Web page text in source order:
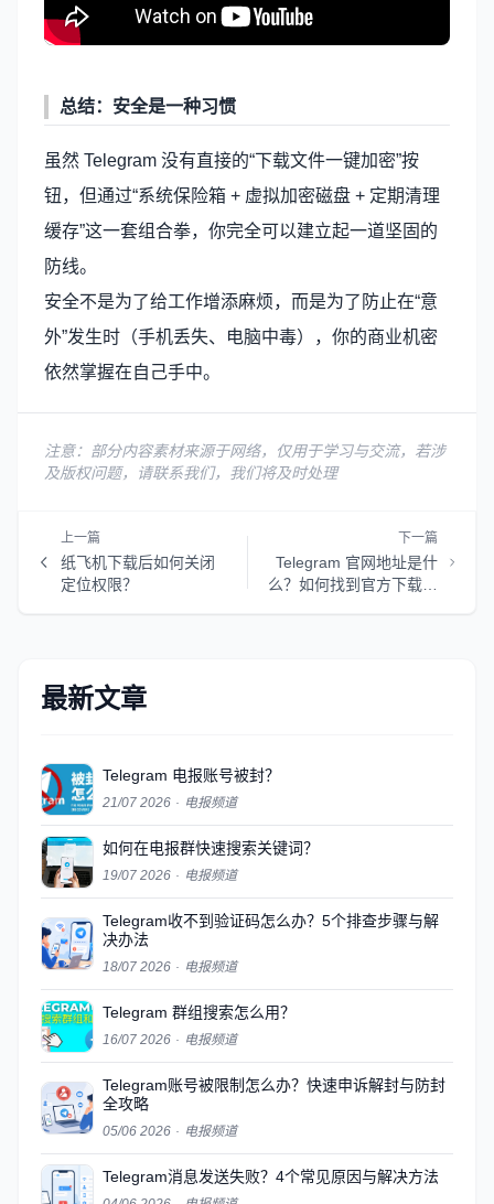
总结：安全是一种习惯
虽然 Telegram 没有直接的“下载文件一键加密”按
钮，但通过“系统保险箱 + 虚拟加密磁盘 + 定期清理
缓存”这一套组合拳，你完全可以建立起一道坚固的
防线。
安全不是为了给工作增添麻烦，而是为了防止在“意
外”发生时（手机丢失、电脑中毒），你的商业机密
依然掌握在自己手中。
注意：部分内容素材来源于网络，仅用于学习与交流，若涉
及版权问题，请联系我们，我们将及时处理
上一篇
纸飞机下载后如何关闭
定位权限？
下一篇
Telegram 官网地址是什
么？如何找到官方下载入
最新文章
Telegram 电报账号被封？
21/07 2026 · 电报频道
如何在电报群快速搜索关键词？
19/07 2026 · 电报频道
Telegram收不到验证码怎么办？5个排查步骤与解
决办法
18/07 2026 · 电报频道
Telegram 群组搜索怎么用？
16/07 2026 · 电报频道
Telegram账号被限制怎么办？快速申诉解封与防封
全攻略
05/06 2026 · 电报频道
Telegram消息发送失败？4个常见原因与解决方法